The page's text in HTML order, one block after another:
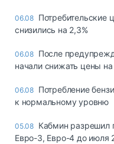
06.08 Потребительские
снизились на 2,3%
06.08 После
начали снижать цены на
06.08 Потребление
к нормальному уровню
05.08 Кабмин разрешил
Евро-3, Евро-4 до июля